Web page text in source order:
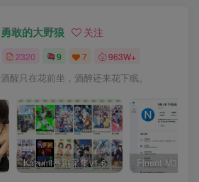
勇敢的大野狼 关注
2320 9 7 963W+
酒醒只在花前坐，酒醉还来花下眠。
Kazumi番剧采集v1.6.9：支持自定义规则+在线观看+弹幕，跨平台下载